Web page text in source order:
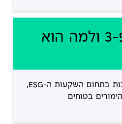
מה זה סקופ-3 ולמה הוא
כל המגמות הכי מעניינות בתחום השקעות ה-ESG,
בטוחים